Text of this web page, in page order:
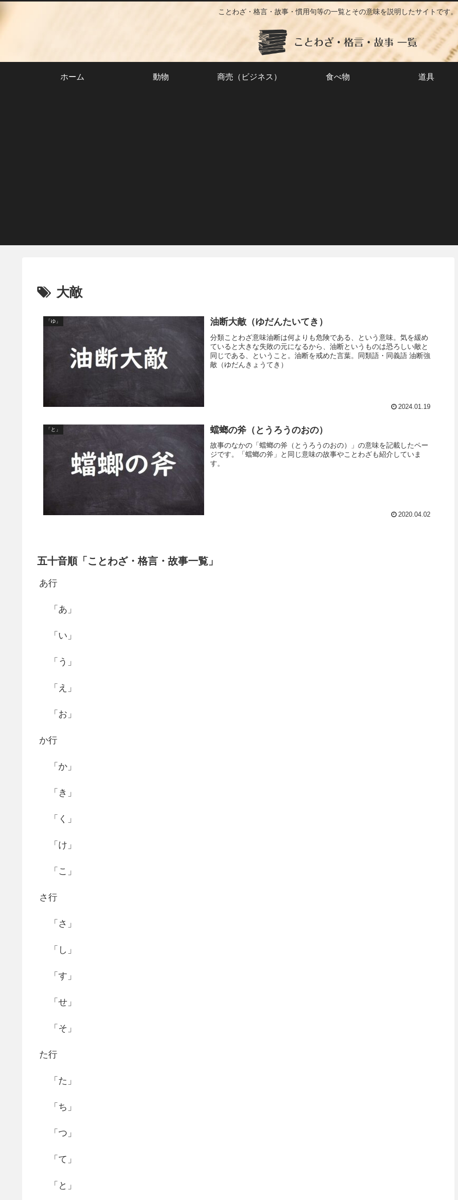
ことわざ・格言・故事・慣用句等の一覧とその意味を説明したサイトです。
ホーム 動物 商売（ビジネス） 食べ物 道具
大敵
「ゆ」 油断大敵（ゆだんたいてき）
分類ことわざ意味油断は何よりも危険である、という意味。気を緩め
ていると大きな失敗の元になるから、油断というものは恐ろしい敵と
同じである、ということ。油断を戒めた言葉。同類語・同義語 油断強
敵（ゆだんきょうてき）
2024.01.19
「と」 蟷螂の斧（とうろうのおの）
故事のなかの「蟷螂の斧（とうろうのおの）」の意味を記載したペー
ジです。「蟷螂の斧」と同じ意味の故事やことわざも紹介していま
す。
2020.04.02
五十音順「ことわざ・格言・故事一覧」
あ行
「あ」
「い」
「う」
「え」
「お」
か行
「か」
「き」
「く」
「け」
「こ」
さ行
「さ」
「し」
「す」
「せ」
「そ」
た行
「た」
「ち」
「つ」
「て」
「と」